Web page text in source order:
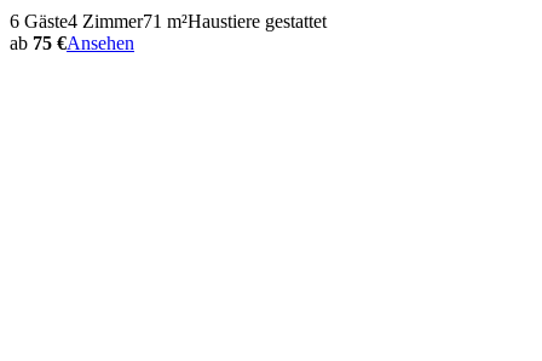
6 Gäste4 Zimmer71 m²Haustiere gestattet
ab 75 €Ansehen